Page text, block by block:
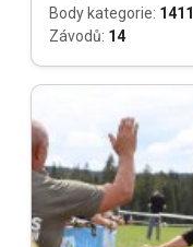
Body kategorie: 1411
Závodů: 14